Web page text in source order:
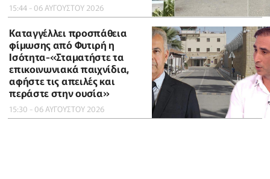
15:44 - 06 ΑΥΓΟΥΣΤΟΥ 2026
Καταγγέλλει προσπάθεια
φίμωσης από Φυτιρή η
Ισότητα-«Σταματήστε τα
επικοινωνιακά παιχνίδια,
αφήστε τις απειλές και
περάστε στην ουσία»
15:30 - 06 ΑΥΓΟΥΣΤΟΥ 2026